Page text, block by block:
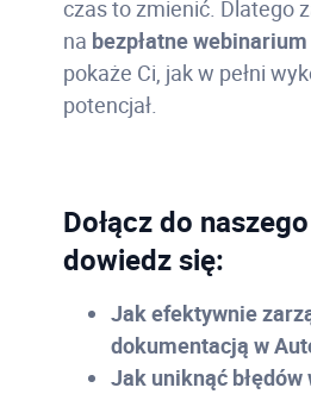
czas to zmienić. Dlatego
na bezpłatne
pokaże Ci, jak w pełni
potencjał.
Dołącz do
dowiedz się:
Jak efektywnie
dokumentacją w
Jak uniknąć błędów